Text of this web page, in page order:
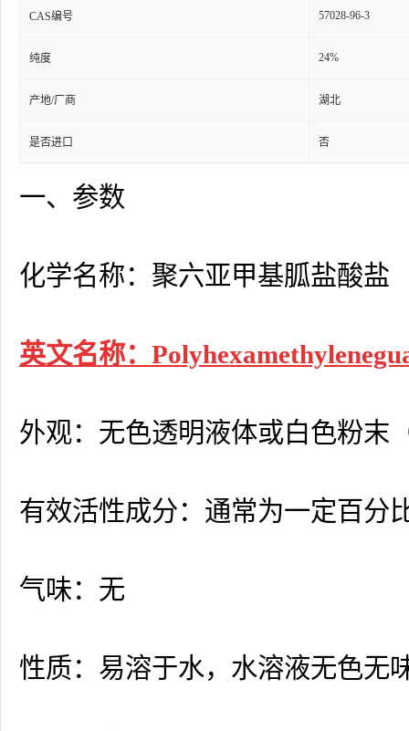
CAS编号 57028-96-3
纯度 24%
产地/厂商 湖北
是否进口 否
一、参数
化学名称：聚六亚甲基胍盐酸盐
英文名称：
外观：无色透明液体或白色粉末
有效活性成分：通常为一定百分
气味：无
性质：易溶于水，水溶液无色无